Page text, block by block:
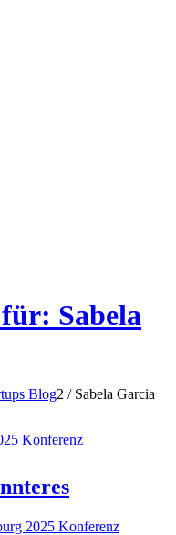
Konferenz
2025 Konferenz
Sabela
Blog2 / Sabela Garcia